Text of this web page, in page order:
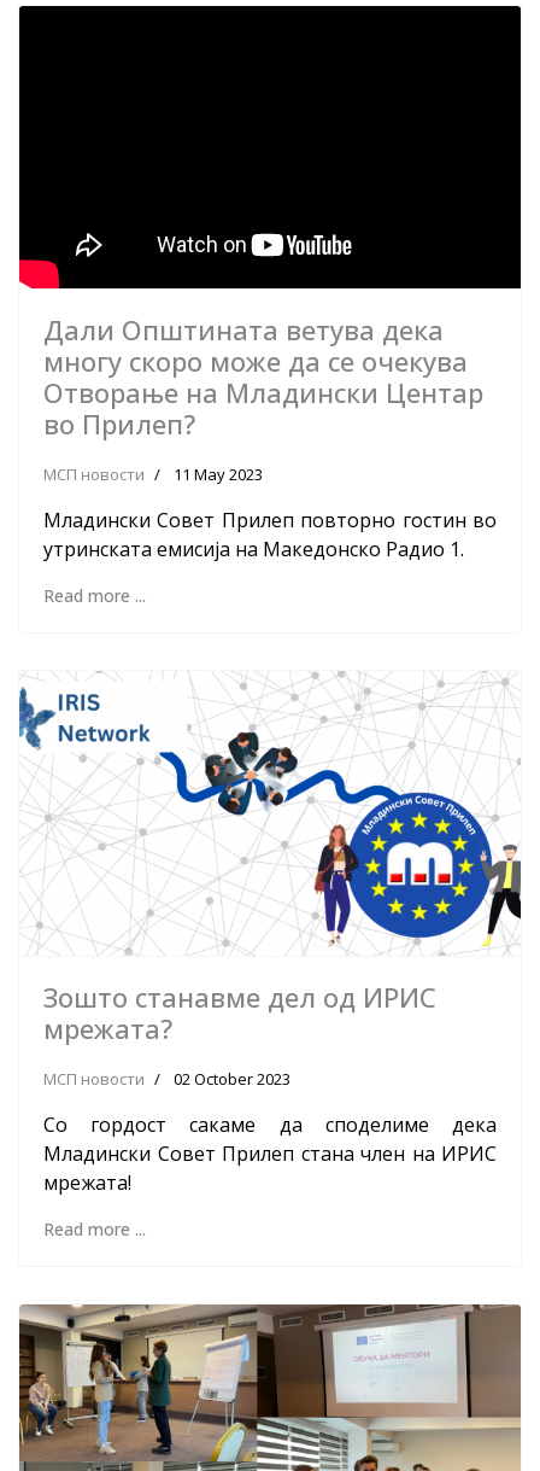
Дали Општината ветува дека
многу скоро може да се очекува
Отворање на Младински Центар
во Прилеп?
МСП новости 11 May 2023
Младински Совет Прилеп повторно гостин во
утринската емисија на Македонско Радио 1.
Read more ...
Зошто станавме дел од ИРИС
мрежата?
МСП новости 02 October 2023
Со гордост сакаме да споделиме дека
Младински Совет Прилеп стана член на ИРИС
мрежата!
Read more ...